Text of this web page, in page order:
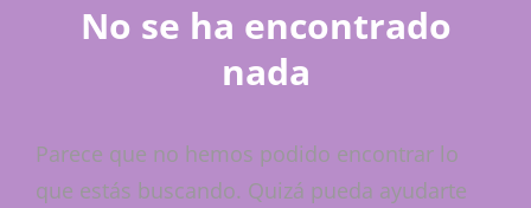
No se ha encontrado
nada
Parece que no hemos podido encontrar lo
que estás buscando. Quizá pueda ayudarte